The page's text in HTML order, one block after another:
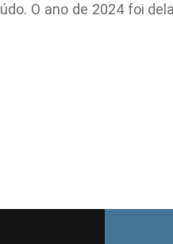
O ano de 2024 foi